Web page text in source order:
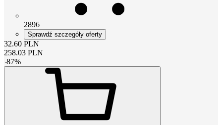
2896
Sprawdź szczegóły oferty
32.60 PLN
258.03 PLN
-87%